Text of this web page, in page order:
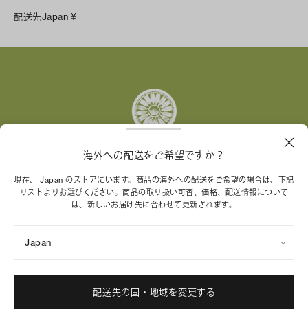
Facebook
配送先Japan ¥
トリー バーチ財団は、女性起業家が持続可能な企業を築
くことを支援しています。
サイトマップ
Cookie 設定
海外への配送をご希望ですか？
現在、 Japan のストアにいます。商品の海外への配送をご希望の場合は、下記
リストよりお選びください。商品の取り扱い可否、価格、配送情報について
は、新しいお届け先に合わせて更新されます。
Japan
配送先の国・地域を変更する